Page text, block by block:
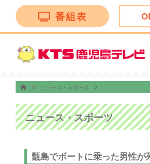
番組表
4:00 テレビショッピング テ
ニュース・スポーツ
ニュース・スポーツ
甑島でボートに乗った男性が